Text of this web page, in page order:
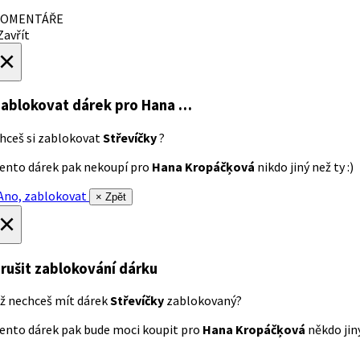
dárek pro Hana …
si zablokovat Střevíčky?
dárek pak nekoupí pro Hana Kropáčķová nikdo jiný než ty :)
zablokovat
× Zpět
zablokování dárku
nechceš mít dárekStřevíčky zablokovaný?
dárek pak bude moci koupit pro Hana Kropáčķová někdo